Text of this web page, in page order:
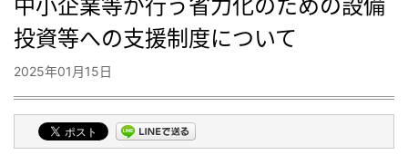
中小企業等が行う省力化のための設備
投資等への支援制度について
2025年01月15日